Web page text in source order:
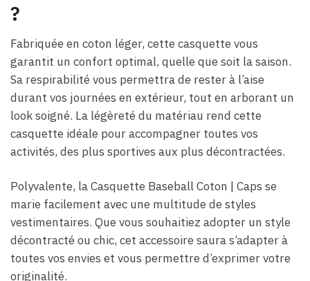
?
Fabriquée en coton léger, cette casquette vous
garantit un confort optimal, quelle que soit la saison.
Sa respirabilité vous permettra de rester à l’aise
durant vos journées en extérieur, tout en arborant un
look soigné. La légèreté du matériau rend cette
casquette idéale pour accompagner toutes vos
activités, des plus sportives aux plus décontractées.
Polyvalente, la Casquette Baseball Coton | Caps se
marie facilement avec une multitude de styles
vestimentaires. Que vous souhaitiez adopter un style
décontracté ou chic, cet accessoire saura s’adapter à
toutes vos envies et vous permettre d’exprimer votre
originalité.